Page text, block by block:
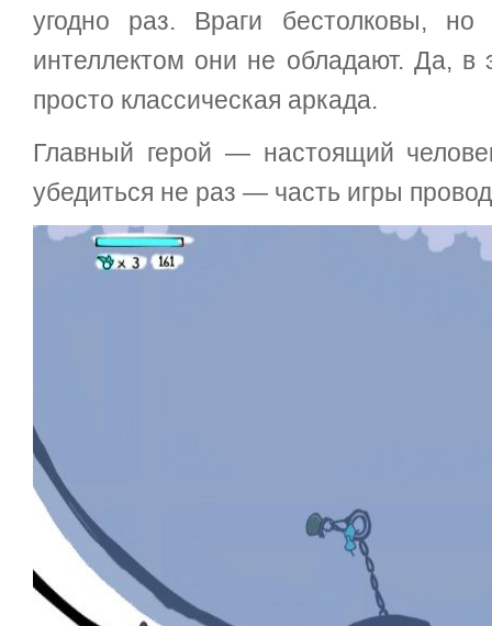
угодно раз. Враги бестолковы,
интеллектом они не обладают. Да,
просто классическая аркада.
Главный герой — настоящий
убедиться не раз — часть игры